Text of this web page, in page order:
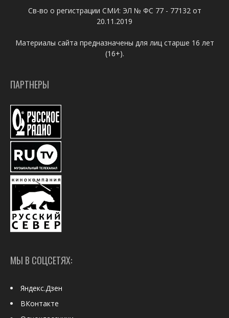
Св-во о регистрации СМИ: ЭЛ № ФС 77 - 77132 от
20.11.2019
Материалы сайта предназначены для лиц старше 16 лет
(16+).
ПАРТНЕРЫ
МЫ В СОЦСЕТЯХ:
Яндекс.Дзен
ВКонтакте